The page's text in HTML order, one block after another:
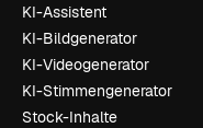
KI-Assistent
KI-Bildgenerator
KI-Videogenerator
KI-Stimmengenerator
Stock-Inhalte